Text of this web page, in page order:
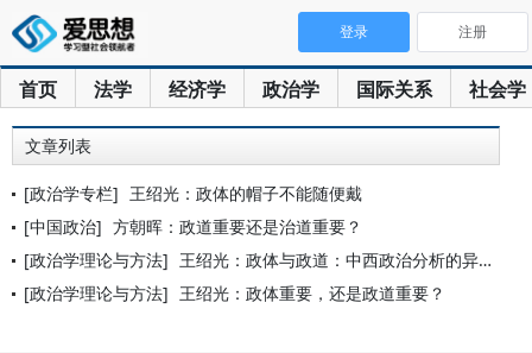
首页 法学 经济学 政治学 国际关系 社会学
登录 注册
文章列表
[政治学专栏] 王绍光：政体的帽子不能随便戴
[中国政治] 方朝晖：政道重要还是治道重要？
[政治学理论与方法] 王绍光：政体与政道：中西政治分析的异同
[政治学理论与方法] 王绍光：政体重要，还是政道重要？